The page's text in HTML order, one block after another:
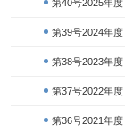
第40号2025年度
第39号2024年度
第38号2023年度
第37号2022年度
第36号2021年度